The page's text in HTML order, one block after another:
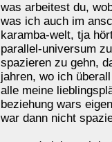
was arbeitest du,
was ich auch im
karamba-welt, tja
parallel-universum
spazieren zu gehn,
jahren, wo ich
alle meine
beziehung wars
war dann nicht